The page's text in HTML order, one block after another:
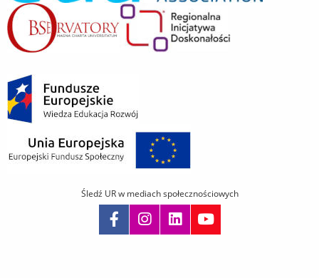
Śledź UR w mediach społecznościowych